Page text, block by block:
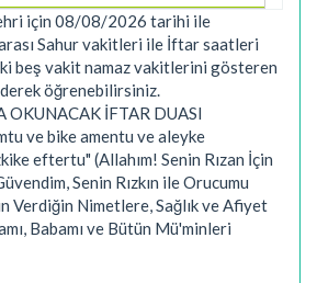
için 08/08/2026 tarihi ile
Sahur vakitleri ile İftar saatleri
beş vakit namaz vakitlerini gösteren
öğrenebilirsiniz.
OKUNACAK İFTAR DUASI
ve bike amentu ve aleyke
eftertu" (Allahım! Senin Rızan İçin
Senin Rızkın ile Orucumu
Verdiğin Nimetlere, Sağlık ve Afiyet
Babamı ve Bütün Mü'minleri